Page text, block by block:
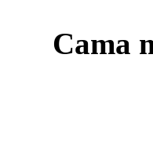
Cama